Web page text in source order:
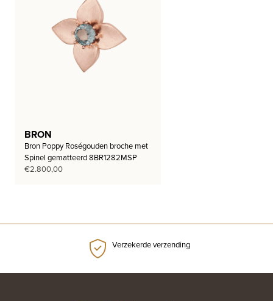
BRON
Bron Poppy Roségouden broche met
Spinel gematteerd 8BR1282MSP
€2.800,00
Verzekerde verzending